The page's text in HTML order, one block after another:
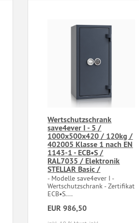
Wertschutzschrank
save4ever I - 5 /
1000x500x420 / 120kg /
402005 Klasse 1 nach EN
1143-1 - ECB•S /
RAL7035 / Elektronik
STELLAR Basic /
- Modelle save4ever I -
Wertschutzschrank - Zertifikat
ECB•S....
EUR 986,50